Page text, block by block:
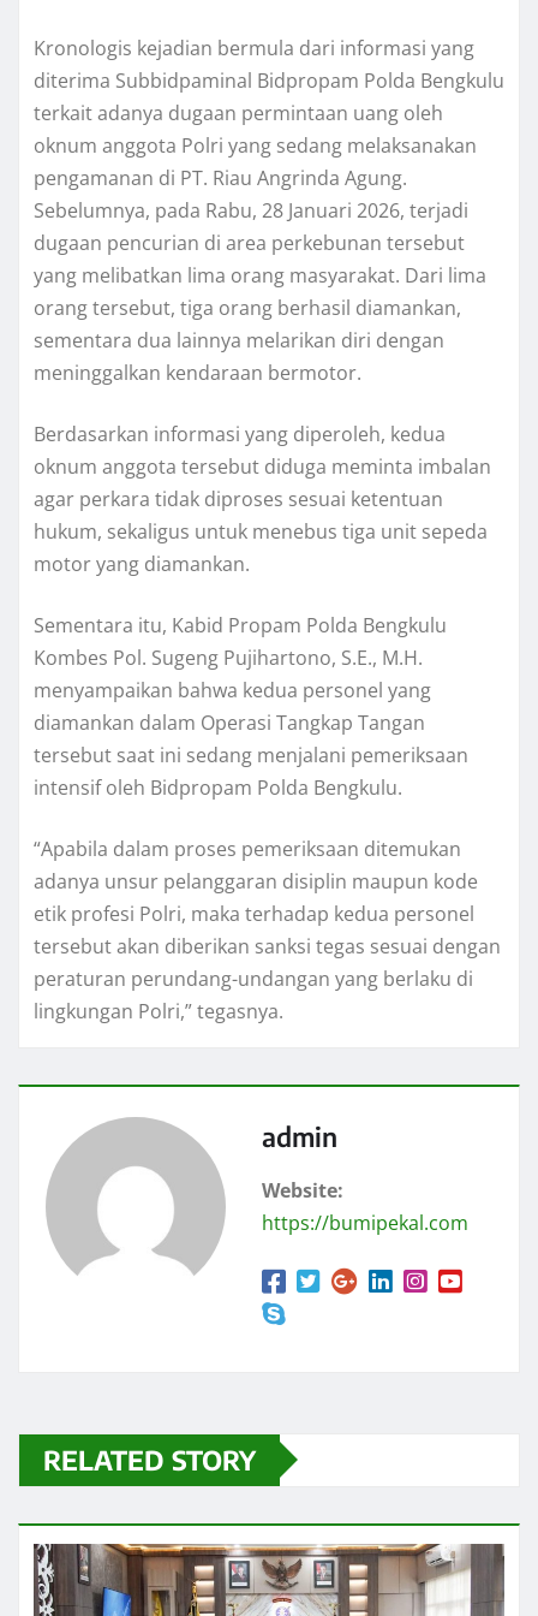
Kronologis kejadian bermula dari informasi yang
diterima Subbidpaminal Bidpropam Polda Bengkulu
terkait adanya dugaan permintaan uang oleh
oknum anggota Polri yang sedang melaksanakan
pengamanan di PT. Riau Angrinda Agung.
Sebelumnya, pada Rabu, 28 Januari 2026, terjadi
dugaan pencurian di area perkebunan tersebut
yang melibatkan lima orang masyarakat. Dari lima
orang tersebut, tiga orang berhasil diamankan,
sementara dua lainnya melarikan diri dengan
meninggalkan kendaraan bermotor.
Berdasarkan informasi yang diperoleh, kedua
oknum anggota tersebut diduga meminta imbalan
agar perkara tidak diproses sesuai ketentuan
hukum, sekaligus untuk menebus tiga unit sepeda
motor yang diamankan.
Sementara itu, Kabid Propam Polda Bengkulu
Kombes Pol. Sugeng Pujihartono, S.E., M.H.
menyampaikan bahwa kedua personel yang
diamankan dalam Operasi Tangkap Tangan
tersebut saat ini sedang menjalani pemeriksaan
intensif oleh Bidpropam Polda Bengkulu.
“Apabila dalam proses pemeriksaan ditemukan
adanya unsur pelanggaran disiplin maupun kode
etik profesi Polri, maka terhadap kedua personel
tersebut akan diberikan sanksi tegas sesuai dengan
peraturan perundang-undangan yang berlaku di
lingkungan Polri,” tegasnya.
admin
Website:
https://bumipekal.com
RELATED STORY